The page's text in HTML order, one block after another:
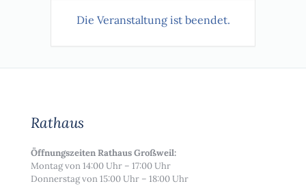
Die Veranstaltung ist beendet.
Rathaus
Öffnungszeiten Rathaus Großweil:
Montag von 14:00 Uhr – 17:00 Uhr
Donnerstag von 15:00 Uhr – 18:00 Uhr